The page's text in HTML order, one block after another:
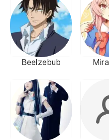
Beelzebub